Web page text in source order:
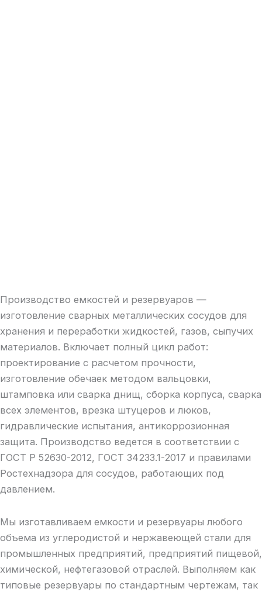
Производство емкостей и резервуаров —
изготовление сварных металлических сосудов для
хранения и переработки жидкостей, газов, сыпучих
материалов. Включает полный цикл работ:
проектирование с расчетом прочности,
изготовление обечаек методом вальцовки,
штамповка или сварка днищ, сборка корпуса, сварка
всех элементов, врезка штуцеров и люков,
гидравлические испытания, антикоррозионная
защита. Производство ведется в соответствии с
ГОСТ Р 52630-2012, ГОСТ 34233.1-2017 и правилами
Ростехнадзора для сосудов, работающих под
давлением.
Мы изготавливаем емкости и резервуары любого
объема из углеродистой и нержавеющей стали для
промышленных предприятий, предприятий пищевой,
химической, нефтегазовой отраслей. Выполняем как
типовые резервуары по стандартным чертежам, так